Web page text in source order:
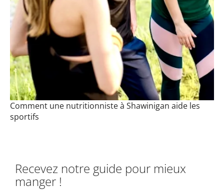
Comment une nutritionniste à Shawinigan aide les
sportifs
Recevez notre guide pour mieux
manger !